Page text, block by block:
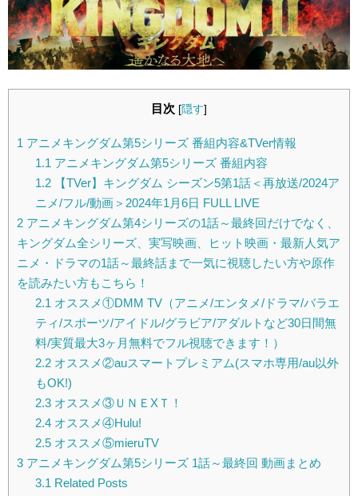
目次 [隠す]
1 アニメキングダム第5シリーズ 番組内容&TVer情報
1.1 アニメキングダム第5シリーズ 番組内容
1.2【TVer】キングダム シーズン5第1話＜再放送/2024ア
ニメ/フル/動画＞2024年1月6日 FULL LIVE
2 アニメキングダム第4シリーズの1話～最終回だけでなく、
キングダム全シリーズ、実写映画、ヒット映画・最新人気ア
ニメ・ドラマの1話～最終話まで一気に視聴したい方や原作
を読みたい方もこちら！
2.1 オススメ①DMM TV（アニメ/エンタメ/ドラマ/バラエ
ティ/スポーツ/アイドル/グラビア/アダルトなど30日間無
料/実質最大3ヶ月無料でフル視聴できます！）
2.2オススメ②auスマートプレミアム(スマホ専用/au以外
もOK!)
2.3オススメ③ＵＮＥXＴ！
2.4オススメ④Hulu!
2.5オススメ⑤mieruTV
3 アニメキングダム第5シリーズ 1話～最終回 動画まとめ
3.1 Related Posts